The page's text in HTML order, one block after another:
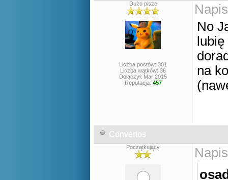
Dużo pisze
Liczba postów: 301
Liczba wątków: 36
Dołączył: Mar 2015
Reputacja: 457
No
na
Convertos
Początkujący